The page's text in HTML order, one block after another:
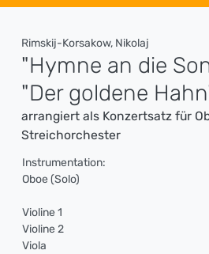
Rimskij-Korsakow, Nikolaj
"Hymne an die
"Der goldene
arrangiert als Konzertsatz für
Streichorchester
Instrumentation:
Oboe (Solo)
Violine 1
Violine 2
Viola